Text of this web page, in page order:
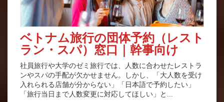
ベトナム旅行の団体予約（レスト
ラン・スパ）窓口｜幹事向け
社員旅行や大学のゼミ旅行では、人数に合わせたレストラ
ンやスパの手配が欠かせません。しかし、「大人数を受け
入れられる店舗が分からない」「日本語で予約したい」
「旅行当日まで人数変更に対応してほしい」と...